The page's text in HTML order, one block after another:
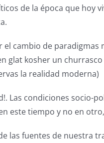
de la época que
cambio de
glat kosher un
la realidad moderna)
Las condiciones
este tiempo y no en
las fuentes de nuestra